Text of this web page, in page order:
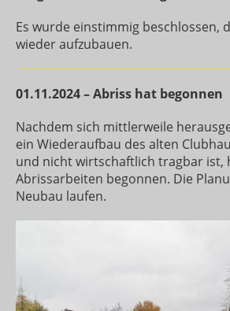
Es wurde einstimmig beschlossen,
wieder aufzubauen.
01.11.2024 – Abriss hat begonnen
Nachdem sich mittlerweile
ein Wiederaufbau des alten
und nicht wirtschaftlich tragbar ist,
Abrissarbeiten begonnen. Die
Neubau laufen.